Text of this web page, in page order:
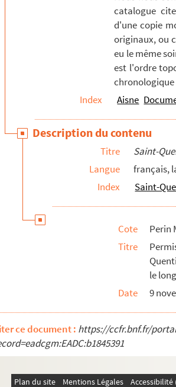
Villeneuve-Saint-Germain
Villers-Saint-Christophe
Vivières
COLLECTION PERIN - Supplément
catalogue
d'une copie
originaux, ou
eu le même
est l'ordre
chronologique
Index
Aisne
Description du contenu
Titre
Saint-
Langue
français,
Index
Saint-
Cote
Perin
Titre
le
Date
9
ce document : https://ccfr.bnf.fr/
Plan du site Mentions Légales